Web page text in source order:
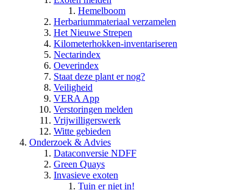
Hemelboom
Herbariummateriaal verzamelen
Het Nieuwe Strepen
Kilometerhokken-inventariseren
Nectarindex
Oeverindex
Staat deze plant er nog?
Veiligheid
VERA App
Verstoringen melden
Vrijwilligerswerk
Witte gebieden
Onderzoek & Advies
Dataconversie NDFF
Green Quays
Invasieve exoten
Tuin er niet in!